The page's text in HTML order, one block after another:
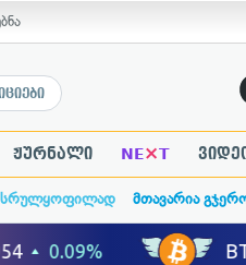
ჟურნალი NE×T
სრულყოფილად მთავარია